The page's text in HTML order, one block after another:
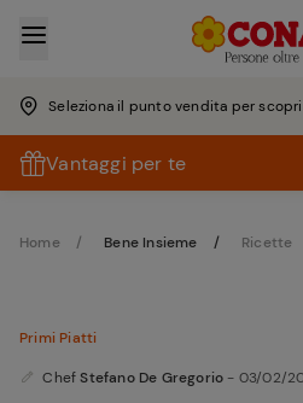
Seleziona il punto vendita per
Vantaggi per te
Home Bene Insieme Ricette
Primi Piatti
Chef Stefano De Gregorio - 03/02/